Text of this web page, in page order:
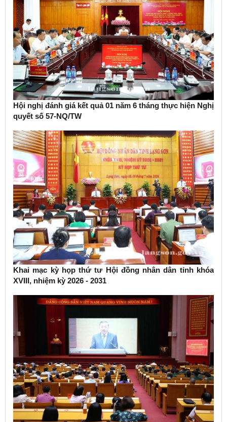
Hội nghị đánh giá kết quả 01 năm 6 tháng thực hiện Nghị
quyết số 57-NQ/TW
Khai mạc kỳ họp thứ tư Hội đồng nhân dân tỉnh khóa
XVIII, nhiệm kỳ 2026 - 2031